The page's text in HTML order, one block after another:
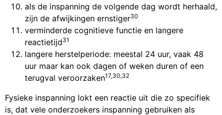
als de inspanning de volgende dag wordt herhaald,
zijn de afwijkingen ernstiger30
verminderde cognitieve functie en langere
reactietijd31
langere herstelperiode: meestal 24 uur, vaak 48
uur maar kan ook dagen of weken duren of een
terugval veroorzaken17,30,32
Fysieke inspanning lokt een reactie uit die zo specifiek
is, dat vele onderzoekers inspanning gebruiken als